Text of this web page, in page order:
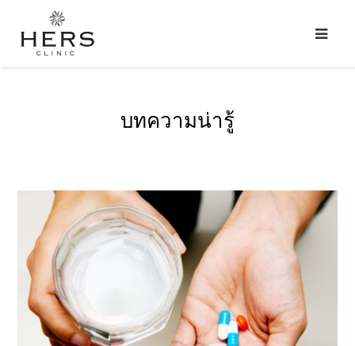
บทความน่ารู้